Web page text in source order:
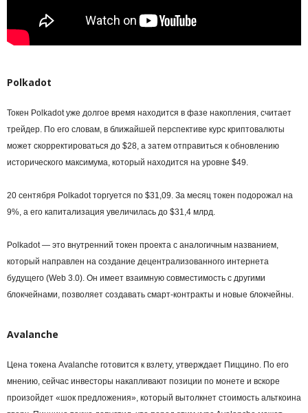
Polkadot
Токен Polkadot уже долгое время находится в фазе накопления, считает
трейдер. По его словам, в ближайшей перспективе курс криптовалюты
может скорректироваться до $28, а затем отправиться к обновлению
исторического максимума, который находится на уровне $49.
20 сентября Polkadot торгуется по $31,09. За месяц токен подорожал на
9%, а его капитализация увеличилась до $31,4 млрд.
Polkadot — это внутренний токен проекта с аналогичным названием,
который направлен на создание децентрализованного интернета
будущего (Web 3.0). Он имеет взаимную совместимость с другими
блокчейнами, позволяет создавать смарт-контракты и новые блокчейны.
Avalanche
Цена токена Avalanche готовится к взлету, утверждает Пиццино. По его
мнению, сейчас инвесторы накапливают позиции по монете и вскоре
произойдет «шок предложения», который вытолкнет стоимость альткоина